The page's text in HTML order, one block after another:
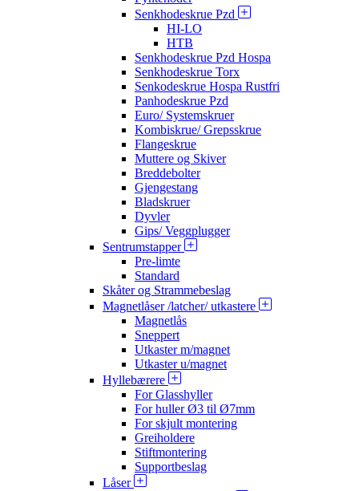
Senkhodeskrue Pzd
HI-LO
HTB
Senkhodeskrue Pzd Hospa
Senkhodeskrue Torx
Senkodeskrue Hospa Rustfri
Panhodeskrue Pzd
Euro/ Systemskruer
Kombiskrue/ Grepsskrue
Flangeskrue
Muttere og Skiver
Breddebolter
Gjengestang
Bladskruer
Dyvler
Gips/ Veggplugger
Sentrumstapper
Pre-limte
Standard
Skåter og Strammebeslag
Magnetlåser /latcher/ utkastere
Magnetlås
Sneppert
Utkaster m/magnet
Utkaster u/magnet
Hyllebærere
For Glasshyller
For huller Ø3 til Ø7mm
For skjult montering
Greiholdere
Stiftmontering
Supportbeslag
Låser